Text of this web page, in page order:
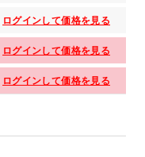
ログインして価格を見る
ログインして価格を見る
ログインして価格を見る